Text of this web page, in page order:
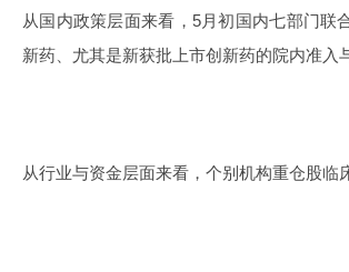
从国内政策层面来看，5月初国内七部门
新药、尤其是新获批上市创新药的院内准入
从行业与资金层面来看，个别机构重仓股